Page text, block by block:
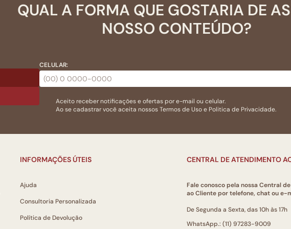
QUAL A FORMA QUE GOSTARIA DE
NOSSO CONTEÚDO?
CELULAR:
Aceito receber notificações e ofertas por e-mail ou celular.
Ao se cadastrar você aceita nossosTermos de Usoe Politica de Privacidade.
INFORMAÇÕES ÚTEIS
Ajuda
Consultoria Personalizada
Política de Devolução
CENTRAL DE ATENDIMENTO
Fale conosco pela nossa Central
ao Cliente por telefone, chat ou e-
De Segunda a Sexta, das 10h às 17h
WhatsApp.: (11) 97283-9009